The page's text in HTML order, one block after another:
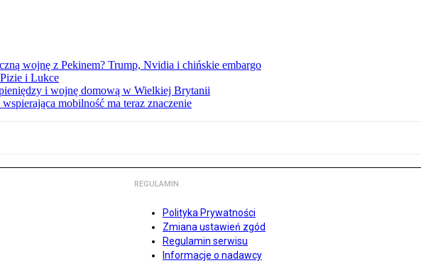
wojnę z Pekinem? Trump, Nvidia i chińskie embargo
i Lukce
i wojnę domową w Wielkiej Brytanii
mobilność ma teraz znaczenie
REGULAMIN
Polityka Prywatności
Zmiana ustawień zgód
Regulamin serwisu
Informacje o nadawcy